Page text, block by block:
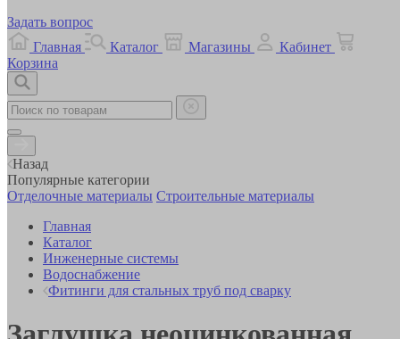
Задать вопрос
Главная
Каталог Магазины
Кабинет
Корзина
Назад
Популярные категории
Отделочные материалы Строительные материалы
Главная
Каталог
Инженерные системы
Водоснабжение
Фитинги для стальных труб под сварку